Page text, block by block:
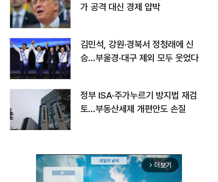
가 공격 대신 경제 압박
김민석, 강원·경북서 정청래에 신
승…부울경·대구 제외 모두 웃었다
정부 ISA·주가누르기 방지법 재검
토…부동산세제 개편안도 손질
arrow_forward_ios 더보기